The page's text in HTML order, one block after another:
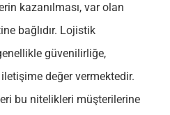
kazanılması, var olan
bağlıdır. Lojistik
güvenilirliğe,
değer vermektedir.
bu nitelikleri müşterilerine